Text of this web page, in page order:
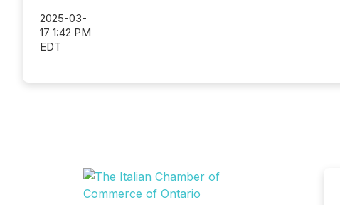
2025-03-
17 1:42 PM
EDT